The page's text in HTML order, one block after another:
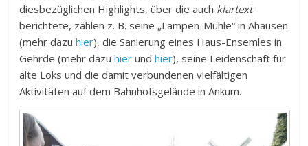
diesbezüglichen Highlights, über die auch klartext
berichtete, zählen z. B. seine „Lampen-Mühle“ in Ahausen
(mehr dazuhier), die Sanierung eines Haus-Ensemles in
Gehrde (mehr dazuhier undhier), seine Leidenschaft für
alte Loks und die damit verbundenen vielfältigen
Aktivitäten auf dem Bahnhofsgelände in Ankum.